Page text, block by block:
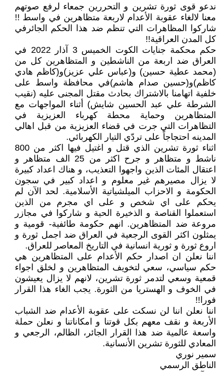
ندعو قوى ثورة تشرين و التحررين جمعاء لرفع صوتهم
معنا لالغاء عقوبة الأعدام لاربعة متظاهرين في واسط !!
شاركوا المظاهرات التي تنظم ضد هذا الحكم الجائرفي
كل المدن العراقية!!
حكم محكمة جنايات الكوت الخميس 3 آذار 2022 في
العراق ضد اربعة من الناشطين و المتظاهرين كل من
(محمد عطية حسين) و(عباس علي عزيز)و(كاظم هادي
كاظم)و(حسين صدام هاشم)في محافظة واسط على
خلفية اتهامنا بالاشتراك بحادث مقتل المجنى عليه (نقيب
الشرطة علي عبد الحسين شايش) أثناء المواجهات مع
المتظاهرين وحماية محطة كهرباء العزيزية في
التظاهرات التي جرت في قضاء العزيزية من قبل اهالي
المدينه احتجاجاً على تردّي التيار الكهربائي.
اثناء ثورة تشرين الذي قتل و اغتيل فيها اكثر من 800
ناشط و متظاهر و جرح اكثر من 25 الف متظاهر و
اعتقال المئات الذين واجهوا التعذيب، و هناك اعداد كبيرة
لا يزال مصيرهم غير معلوم و اعداد كبير في سجون
الحكومة و الاحزاب الميلشياتية الأسلامية. لحد الآن لم
يحكم على اي شخص و على اي مجرم من الذين
استعملوا القناصة و الذخيرة الحية و شاركوا في مجازر
مروعة ضد المتظاهرين. انهم حكومة طائفية- قومية و
يمثلون اكثر القوى الرجعية في العراق ضد اجمل ثورة و
اروع ثورة و ثورية انسانية في التاريخ المعاصر للعراق.
اننا نعلن ان اصدار حكم الأعدام على المتظاهرين هي
حكم سياسي، سعي لتخويف المتظاهرين و لخلق اجواء
قمعية وسعي لتدمر ثورة تشرين، لانهم لا يزال يعيشون
في الخوف و الهستريا من الثورة. يجب الغاء هذا القرار
فورا!!
اننا نعلن اننا لن نسكت على عقوبة الأعدام ضد الشباب
الأربعة و نقف معهم بكل قوتنا و امكاناتنا و نعلن حملة
واسعة عالمية ضد هذا القرار الجائر، الظالم، الرجعي و
المعادي للثورة تشرين الأنسانية.
سمير نوري
الناطق الرسمي